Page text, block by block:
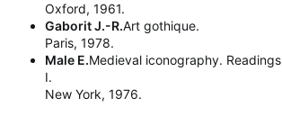
Oxford, 1961.
Gaborit J.-R.Art gothique.
Paris, 1978.
Male E.Medieval iconography.
I.
New York, 1976.